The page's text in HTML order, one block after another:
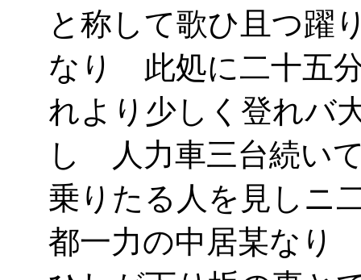
と称して歌ひ且つ躍
なり 此処に二十五
れより少しく登れバ
し 人力車三台続い
乗りたる人を見しニ
都一力の中居某なり